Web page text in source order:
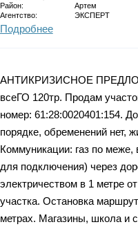
Район:
Артем
Агентство:
ЭКСПЕРТ
Подробнее
АНТИКРИЗИСНОЕ
всеГО 120тр. Продам
номер: 61:28:0020401:154.
порядке, обременений нет,
Коммуникации: газ по меже,
для подключения) через
электричеством в 1 метре
участка. Остановка
метрах. Магазины, школа и